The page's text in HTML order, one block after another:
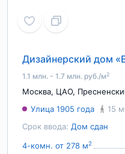
Дизайнерский дом
1.1 млн. - 1.7 млн. руб./м2
Москва, ЦАО,
Срок ввода: Дом сдан
Улица 1905 года 15
4-комн. от 278 м2